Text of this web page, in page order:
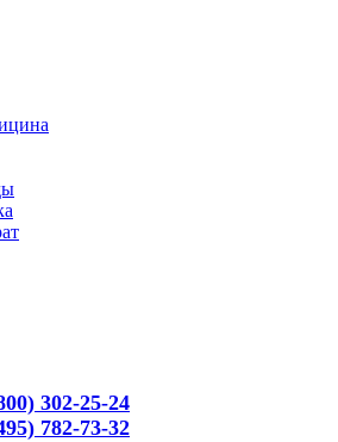
302-25-24
782-73-32